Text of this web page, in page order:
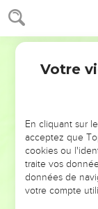
NE
ET SI LEURS
Votre
En cliquant sur
acceptez que
cookies ou
traite vos
données de
votre compte